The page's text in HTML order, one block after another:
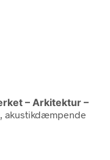
– Arkitektur –
akustikdæmpende